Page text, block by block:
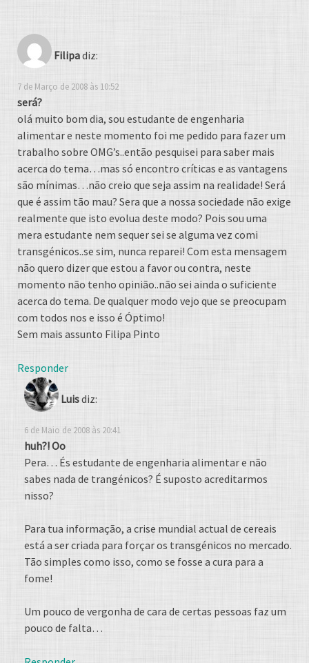
Filipadiz:
7 de Março de 2008 às 10:52
será?
olá muito bom dia, sou estudante de engenharia
alimentar e neste momento foi me pedido para fazer um
trabalho sobre OMG’s..então pesquisei para saber mais
acerca do tema…mas só encontro críticas e as vantagens
são mínimas…não creio que seja assim na realidade! Será
que é assim tão mau? Sera que a nossa sociedade não exige
realmente que isto evolua deste modo? Pois sou uma
mera estudante nem sequer sei se alguma vez comi
transgénicos..se sim, nunca reparei! Com esta mensagem
não quero dizer que estou a favor ou contra, neste
momento não tenho opinião..não sei ainda o suficiente
acerca do tema. De qualquer modo vejo que se preocupam
com todos nos e isso é Óptimo!
Sem mais assunto Filipa Pinto
Responder
Luisdiz:
6 de Maio de 2008 às 20:41
huh?! Oo
Pera… És estudante de engenharia alimentar e não
sabes nada de trangénicos? É suposto acreditarmos
nisso?
Para tua informação, a crise mundial actual de cereais
está a ser criada para forçar os transgénicos no mercado.
Tão simples como isso, como se fosse a cura para a
fome!
Um pouco de vergonha de cara de certas pessoas faz um
pouco de falta…